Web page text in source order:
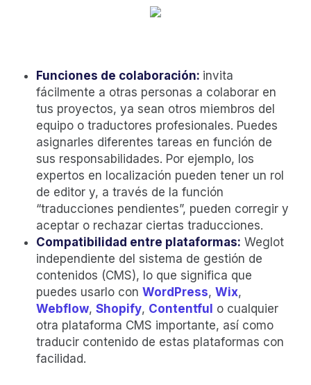
Funciones de colaboración: invita
fácilmente a otras personas a colaborar en
tus proyectos, ya sean otros miembros del
equipo o traductores profesionales. Puedes
asignarles diferentes tareas en función de
sus responsabilidades. Por ejemplo, los
expertos en localización pueden tener un rol
de editor y, a través de la función
“traducciones pendientes”, pueden corregir y
aceptar o rechazar ciertas traducciones.
Compatibilidad entre plataformas: Weglot
independiente del sistema de gestión de
contenidos (CMS), lo que significa que
puedes usarlo con WordPress, Wix,
Webflow, Shopify, Contentful o cualquier
otra plataforma CMS importante, así como
traducir contenido de estas plataformas con
facilidad.